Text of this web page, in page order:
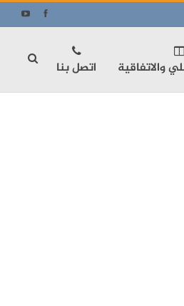
والاتفاقية اتصل بنا